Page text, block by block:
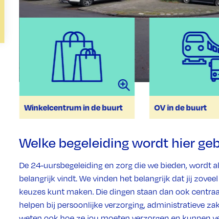
Winkelcentrum in de buurt OV in de buurt
Welke begeleiding wordt hier
De 24-uursbegeleiding en zorg die we bieden, wordt
belangrijk vindt. We vinden het belangrijk dat jij
keuzes kunt maken. Die dingen staan dan ook
helpen bij persoonlijke verzorging, administratieve